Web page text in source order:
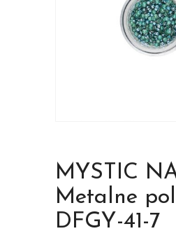
MYSTIC
Metalne
DFGY-41-7